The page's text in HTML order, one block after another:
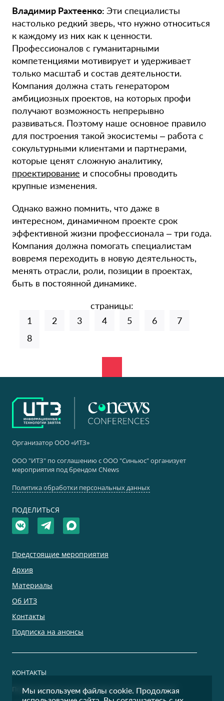
Владимир Рахтеенко: Эти специалисты
настолько редкий зверь, что нужно относиться
к каждому из них как к ценности.
Профессионалов с гуманитарными
компетенциями мотивирует и удерживает
только масштаб и состав деятельности.
Компания должна стать генератором
амбициозных проектов, на которых профи
получают возможность непрерывно
развиваться. Поэтому наше основное правило
для построения такой экосистемы – работа с
сокультурными клиентами и партнерами,
которые ценят сложную аналитику,
проектирование и способны проводить
крупные изменения.
Однако важно помнить, что даже в
интересном, динамичном проекте срок
эффективной жизни профессионала – три года.
Компания должна помогать специалистам
вовремя переходить в новую деятельность,
менять отрасли, роли, позиции в проектах,
быть в постоянной динамике.
страницы:
1
2 3 4 5 6
7
8
Организатор ООО «ИТЗ»
ООО "ИТЗ" по соглашению с ООО "Синьюс" организует
мероприятия под брендом CNews
Политика обработки персональных данных
ПОДЕЛИТЬСЯ
Предстоящие мероприятия
Архив
Материалы
Об ИТЗ
Контакты
Подписка на анонсы
КОНТАКТЫ
По дополнительным вопросам просим обращаться:
Мы используем файлы cookie. Продолжая